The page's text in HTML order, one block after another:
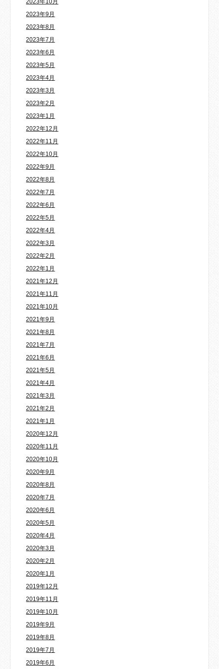
2023年10月
2023年9月
2023年8月
2023年7月
2023年6月
2023年5月
2023年4月
2023年3月
2023年2月
2023年1月
2022年12月
2022年11月
2022年10月
2022年9月
2022年8月
2022年7月
2022年6月
2022年5月
2022年4月
2022年3月
2022年2月
2022年1月
2021年12月
2021年11月
2021年10月
2021年9月
2021年8月
2021年7月
2021年6月
2021年5月
2021年4月
2021年3月
2021年2月
2021年1月
2020年12月
2020年11月
2020年10月
2020年9月
2020年8月
2020年7月
2020年6月
2020年5月
2020年4月
2020年3月
2020年2月
2020年1月
2019年12月
2019年11月
2019年10月
2019年9月
2019年8月
2019年7月
2019年6月